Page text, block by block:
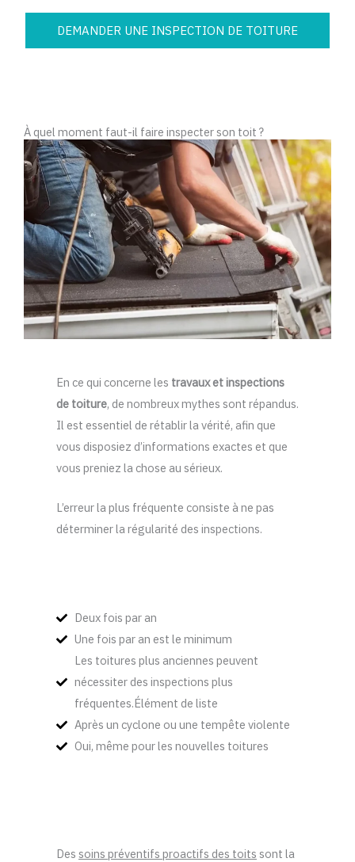
DEMANDER UNE INSPECTION DE TOITURE
À quel moment faut-il faire inspecter son toit ?
En ce qui concerne les travaux et inspections
de toiture, de nombreux mythes sont répandus.
Il est essentiel de rétablir la vérité, afin que
vous disposiez d’informations exactes et que
vous preniez la chose au sérieux.
L’erreur la plus fréquente consiste à ne pas
déterminer la régularité des inspections.
Deux fois par an
Une fois par an est le minimum
Les toitures plus anciennes peuvent
nécessiter des inspections plus
fréquentes.Élément de liste
Après un cyclone ou une tempête violente
Oui, même pour les nouvelles toitures
Des soins préventifs proactifs des toits sont la